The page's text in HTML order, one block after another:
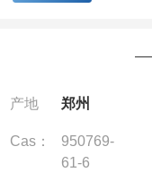
产地 郑州
Cas：
950769-
61-6